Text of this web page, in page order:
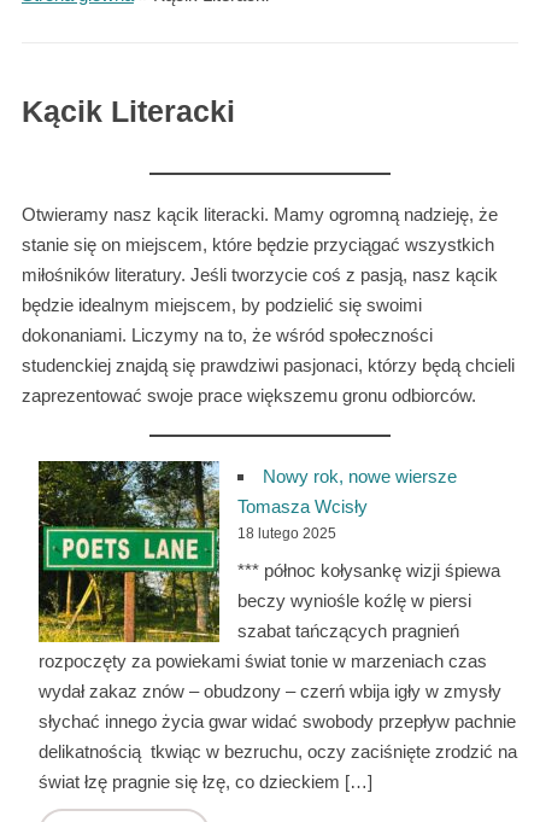
Kącik Literacki
Otwieramy nasz kącik literacki. Mamy ogromną nadzieję, że
stanie się on miejscem, które będzie przyciągać wszystkich
miłośników literatury. Jeśli tworzycie coś z pasją, nasz kącik
będzie idealnym miejscem, by podzielić się swoimi
dokonaniami. Liczymy na to, że wśród społeczności
studenckiej znajdą się prawdziwi pasjonaci, którzy będą chcieli
zaprezentować swoje prace większemu gronu odbiorców.
Nowy rok, nowe wiersze
Tomasza Wcisły
18 lutego 2025
*** północ kołysankę wizji śpiewa
beczy wyniośle koźlę w piersi
szabat tańczących pragnień
rozpoczęty za powiekami świat tonie w marzeniach czas
wydał zakaz znów – obudzony – czerń wbija igły w zmysły
słychać innego życia gwar widać swobody przepływ pachnie
delikatnością tkwiąc w bezruchu, oczy zaciśnięte zrodzić na
świat łzę pragnie się łzę, co dzieckiem […]